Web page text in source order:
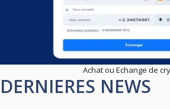
Achat ou Echange de
DERNIERES NEWS